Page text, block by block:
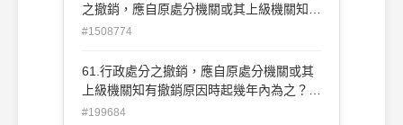
之撤銷，應自原處分機關或其上級機關知有
撤銷原因時起幾年內 為之？ (A) 1 年 (B) 2
#1508774
61.行政處分之撤銷，應自原處分機關或其
上級機關知有撤銷原因時起幾年內為之？
#199684